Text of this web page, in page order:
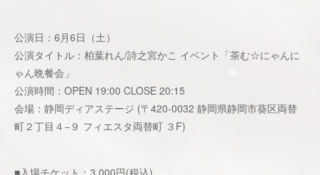
公演日：6月6日（土）
公演タイトル：柏葉れん/詩之宮かこ イベント「茶む☆にゃんに
ゃん晩餐会」
公演時間：OPEN 19:00 CLOSE 20:15
会場：静岡ディアステージ (〒420-0032 静岡県静岡市葵区両替
町２丁目４−９ フィエスタ両替町 ３F)
■入場チケット：3,000円(税込)